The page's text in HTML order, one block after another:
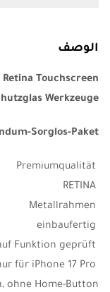
الوصف
Retina Touchscreen
Werkzeuge
Sorglos-Paket
Premiumqualität
RETINA
Metallrahmen
einbaufertig
Funktion geprüft
für iPhone 17 Pro
ohne Home-Button